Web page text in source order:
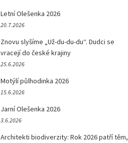
Letní Olešenka 2026
20.7.2026
Znovu slyšíme „Už-du-du-du“. Dudci se
vracejí do české krajiny
25.6.2026
Motýlí půlhodinka 2026
15.6.2026
Jarní Olešenka 2026
3.6.2026
Architekti biodiverzity: Rok 2026 patří těm,